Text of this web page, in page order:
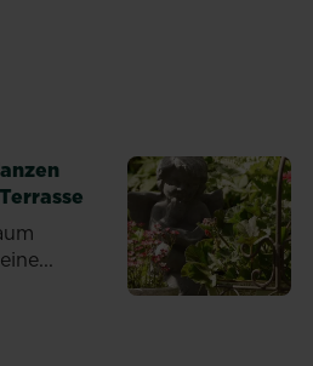
Pflanzen auf Balkon und